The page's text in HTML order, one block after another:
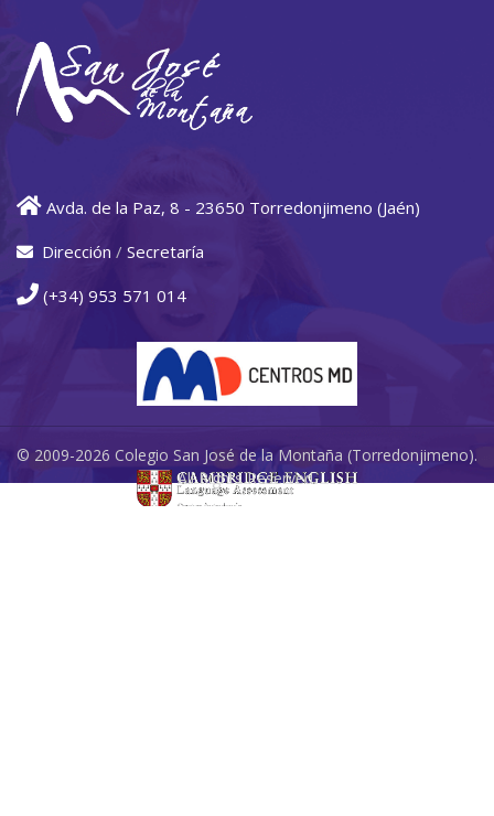
Avda. de la Paz, 8 - 23650 Torredonjimeno (Jaén)
Dirección / Secretaría
(+34) 953 571 014
© 2009-2026 Colegio San José de la Montaña (Torredonjimeno).
All Rights Reserved.